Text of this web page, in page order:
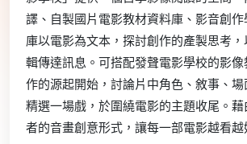
譯、自製國片電影教材資料庫、影音創
庫以電影為文本，探討創作的產製思考
輯傳達訊息。可搭配發聲電影學校的影像
作的源起開始，討論片中角色、敘事、
精選一場戲，於圍繞電影的主題收尾。
者的音畫創意形式，讓每一部電影越看越